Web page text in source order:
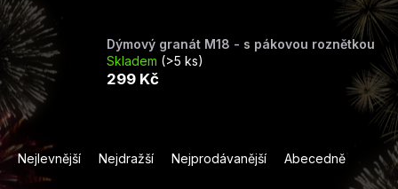
Dýmový granát M18 - s pákovou roznětkou
Skladem (>5 ks)
299 Kč
Ř
a
z
Nejlevnější Nejdražší Nejprodávanější Abecedně